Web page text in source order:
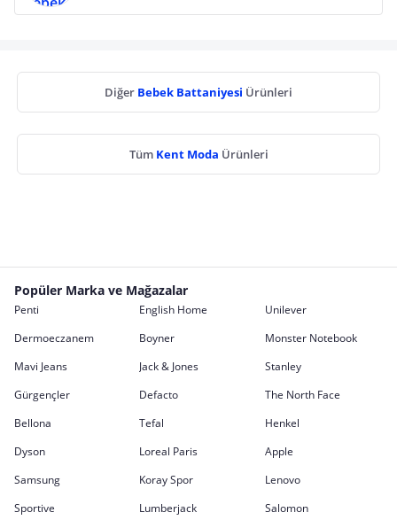
Diğer Bebek Battaniyesi Ürünleri
Tüm Kent Moda Ürünleri
Popüler Marka ve Mağazalar
Penti English Home
Unilever
Dermoeczanem
Boyner
Monster Notebook
Mavi Jeans
Jack & Jones
Stanley
Gürgençler
Defacto
The North Face
Bellona
Tefal
Henkel
Dyson
Loreal Paris
Apple
Samsung
Koray Spor
Lenovo
Sportive
Lumberjack Salomon